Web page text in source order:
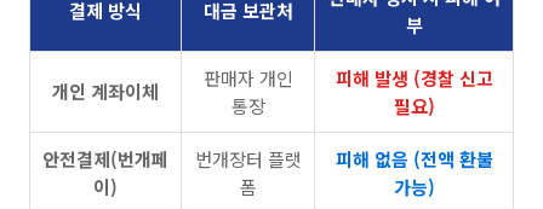
결제 방식 대금 보관처
부
개인 계좌이체
판매자 개인
통장
피해 발생 (경찰 신고
필요)
안전결제(번개페
이)
번개장터 플랫
폼
피해 없음 (전액 환불
가능)